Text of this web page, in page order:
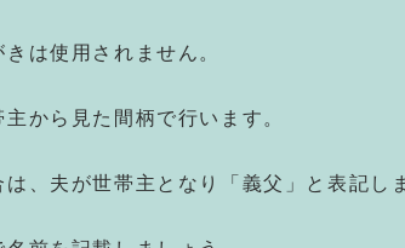
は使用されません。
から見た間柄で行います。
、夫が世帯主となり「義父」と表記し